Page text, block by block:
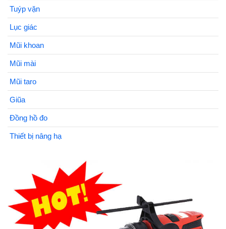
Tuýp vặn
Lục giác
Mũi khoan
Mũi mài
Mũi taro
Giũa
Đồng hồ đo
Thiết bị nâng hạ